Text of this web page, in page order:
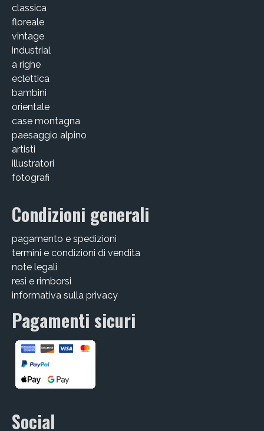
classica
floreale
vintage
industrial
a righe
eclettica
bambini
orientale
case montagna
paesaggio alpino
artisti
illustratori
fotografi
Condizioni generali
pagamento e spedizioni
termini e condizioni di vendita
note legali
resi e rimborsi
informativa sulla privacy
Pagamenti sicuri
Social